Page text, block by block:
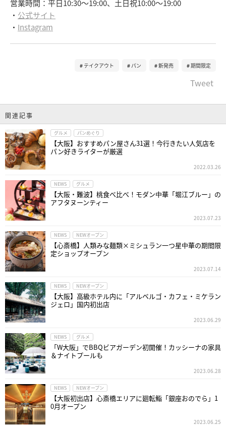
営業時間：平日10:30～19:00、土日祝10:00～19:00
・ 公式サイト
・ Instagram
テイクアウト パン 新発売 期間限定
Tweet
関連記事
グルメ パンめぐり
【大阪】おすすめパン屋さん31選！今行きたい人気店を
パン好きライターが厳選
2022.03.26
NEWS グルメ
【大阪・難波】桃食べ比べ！モダン中華「堀江ブルー」の
アフタヌーンティー
2023.07.23
NEWS NEWオープン
【心斎橋】人類みな麺類×ミシュラン一つ星中華の期間限
定ショップオープン
2023.07.14
NEWS NEWオープン
【大阪】高級ホテル内に「アルベルゴ・カフェ・ミケラン
ジェロ」国内初出店
2023.06.29
NEWS グルメ
「W大阪」でBBQビアガーデン初開催！カッシーナの家具
＆ナイトプールも
2023.06.28
NEWS NEWオープン
【大阪初出店】心斎橋エリアに廻転鮨「銀座おのでら」1
0月オープン
2023.06.25